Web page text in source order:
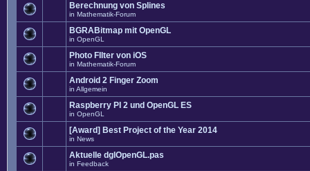
Berechnung von Splines
in Mathematik-Forum
BGRABitmap mit OpenGL
in OpenGL
Photo FIlter von iOS
in Mathematik-Forum
Android 2 Finger Zoom
in Allgemein
Raspberry PI 2 und OpenGL ES
in OpenGL
[Award] Best Project of the Year 2014
in News
Aktuelle dglOpenGL.pas
in Feedback